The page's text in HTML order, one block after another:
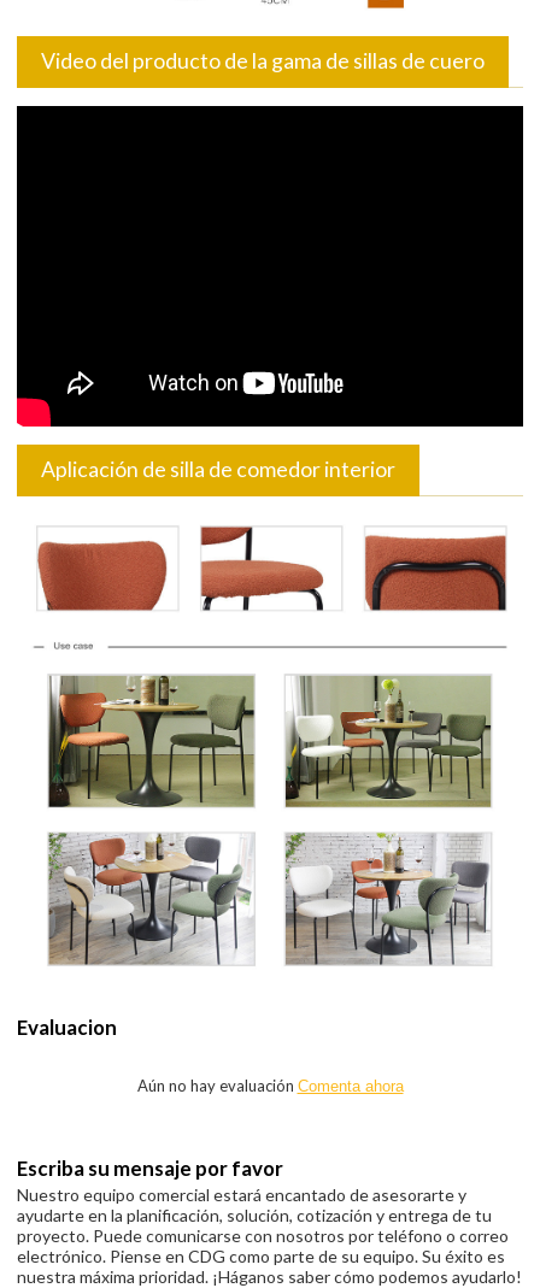
Video del producto de la gama de sillas de cuero
Aplicación de silla de comedor interior
Evaluacion
Aún no hay evaluación Comenta ahora
Escriba su mensaje por favor
Nuestro equipo comercial estará encantado de asesorarte y
ayudarte en la planificación, solución, cotización y entrega de tu
proyecto. Puede comunicarse con nosotros por teléfono o correo
electrónico. Piense en CDG como parte de su equipo. Su éxito es
nuestra máxima prioridad. ¡Háganos saber cómo podemos ayudarlo!